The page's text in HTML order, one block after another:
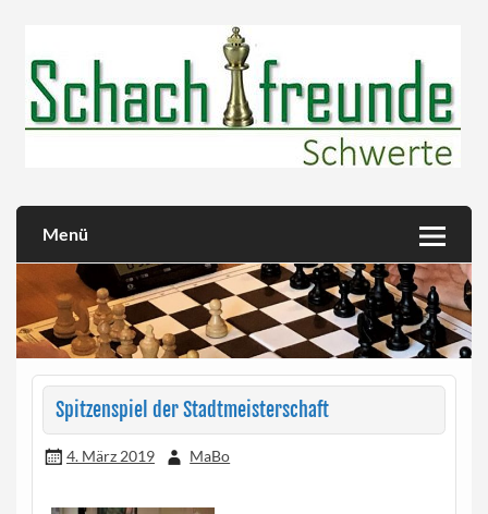
Menü
Spitzenspiel der Stadtmeisterschaft
4. März 2019 MaBo